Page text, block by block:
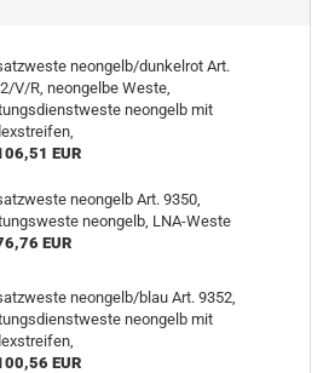
neongelb/dunkelrot Art.
V/R, neongelbe Weste,
neongelb mit
EUR
neongelb Art. 9350,
neongelb, LNA-Weste
EUR
neongelb/blau Art. 9352,
neongelb mit
EUR